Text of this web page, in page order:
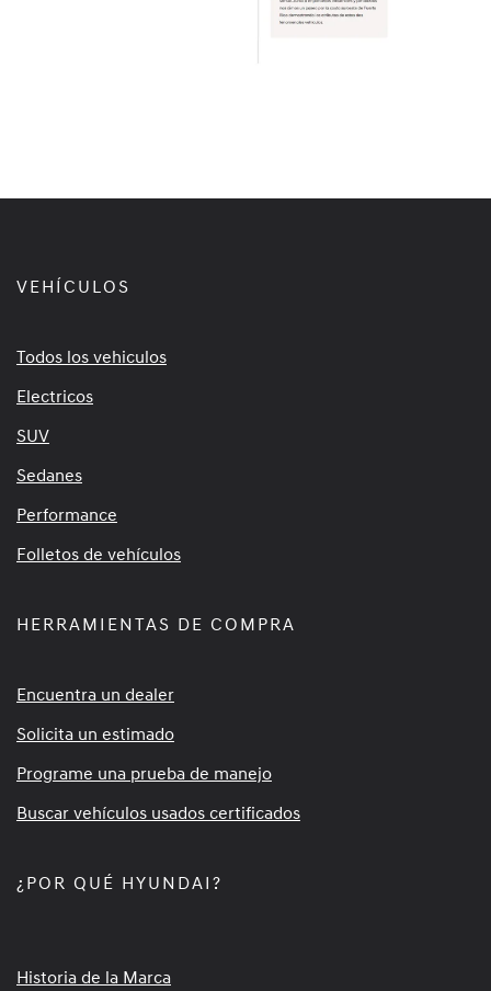
VEHÍCULOS
Todos los vehiculos
Electricos
SUV
Sedanes
Performance
Folletos de vehículos
HERRAMIENTAS DE COMPRA
Encuentra un dealer
Solicita un estimado
Programe una prueba de manejo
Buscar vehículos usados certificados
¿POR QUÉ HYUNDAI?
Historia de la Marca